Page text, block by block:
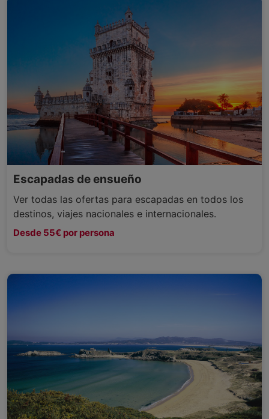
Escapadas de ensueño
Ver todas las ofertas para escapadas en todos los
destinos, viajes nacionales e internacionales.
Desde 55€ por persona